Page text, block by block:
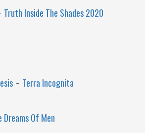
Truth Inside The Shades 2020
- Terra Incognita
Dreams Of Men